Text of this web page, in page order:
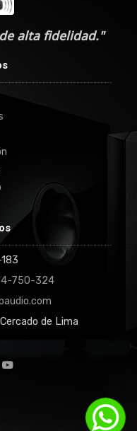
alta fidelidad."
750-324
de Lima